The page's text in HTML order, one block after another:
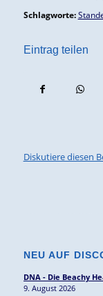
Schlagworte:
Eintrag teilen
Diskutiere diesen
NEU AUF
DNA - Die Beachy
9. August 2026